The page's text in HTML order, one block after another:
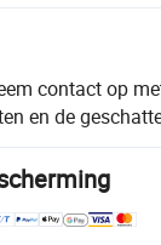
contact op
en de